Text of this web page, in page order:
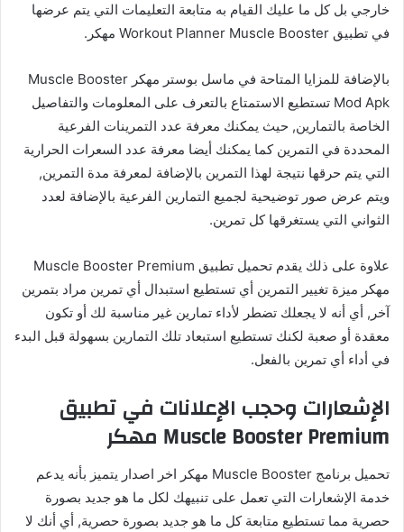
خارجي بل كل ما عليك القيام به متابعة التعليمات التي يتم عرضها
في تطبيق Workout Planner Muscle Booster مهكر.
بالإضافة للمزايا المتاحة في ماسل بوستر مهكر Muscle Booster
Mod Apk تستطيع الاستمتاع بالتعرف على المعلومات والتفاصيل
الخاصة بالتمارين, حيث يمكنك معرفة عدد التمرينات الفرعية
المحددة في التمرين كما يمكنك أيضا معرفة عدد السعرات الحرارية
التي يتم حرقها نتيجة لهذا التمرين بالإضافة لمعرفة مدة التمرين,
ويتم عرض صور توضيحية لجميع التمارين الفرعية بالإضافة لعدد
الثواني التي يستغرقها كل تمرين.
علاوة على ذلك يقدم تحميل تطبيق Muscle Booster Premium
مهكر ميزة تغيير التمرين أي تستطيع استبدال أي تمرين مراد بتمرين
آخر, أي أنه لا يجعلك تضطر لأداء تمارين غير مناسبة لك أو تكون
معقدة أو صعبة لكنك تستطيع استبعاد تلك التمارين بسهولة قبل البدء
في أداء أي تمرين بالفعل.
الإشعارات وحجب الإعلانات في تطبيق
Muscle Booster Premium مهكر
تحميل برنامج Muscle Booster مهكر اخر اصدار يتميز بأنه يدعم
خدمة الإشعارات التي تعمل على تنبيهك لكل ما هو جديد بصورة
حصرية مما تستطيع متابعة كل ما هو جديد بصورة حصرية, أي أنك لا